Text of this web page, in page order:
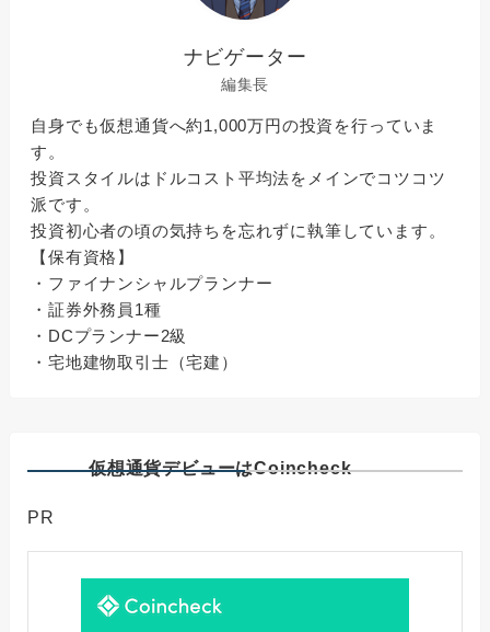
ナビゲーター
編集長
自身でも仮想通貨へ約1,000万円の投資を行っていま
す。
投資スタイルはドルコスト平均法をメインでコツコツ
派です。
投資初心者の頃の気持ちを忘れずに執筆しています。
【保有資格】
・ファイナンシャルプランナー
・証券外務員1種
・DCプランナー2級
・宅地建物取引士（宅建）
仮想通貨デビューはCoincheck
PR